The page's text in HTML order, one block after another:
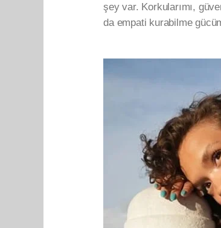
şey var. Korkularımı,
da empati kurabilme